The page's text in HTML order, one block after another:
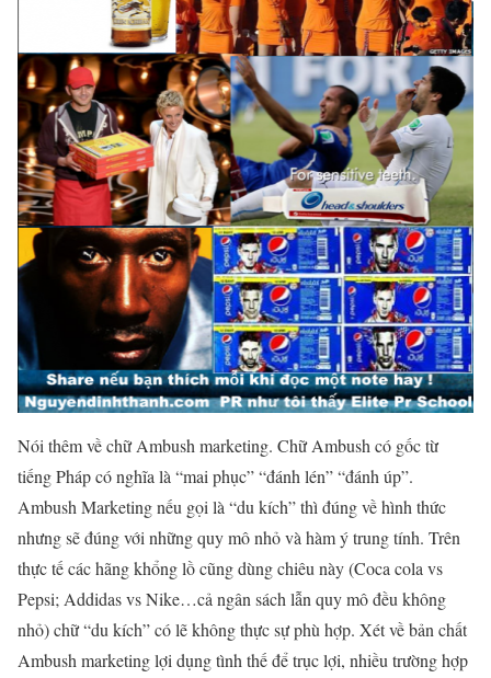
Nói thêm về chữ Ambush marketing. Chữ Ambush có gốc từ
tiếng Pháp có nghĩa là “mai phục” “đánh lén” “đánh úp”.
Ambush Marketing nếu gọi là “du kích” thì đúng về hình thức
nhưng sẽ đúng với những quy mô nhỏ và hàm ý trung tính. Trên
thực tế các hãng khổng lồ cũng dùng chiêu này (Coca cola vs
Pepsi; Addidas vs Nike…cả ngân sách lẫn quy mô đều không
nhỏ) chữ “du kích” có lẽ không thực sự phù hợp. Xét về bản chất
Ambush marketing lợi dụng tình thế để trục lợi, nhiều trường hợp